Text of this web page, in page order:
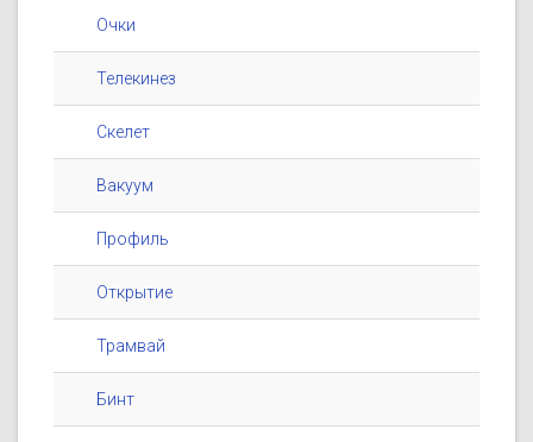
Очки
Телекинез
Скелет
Вакуум
Профиль
Открытие
Трамвай
Бинт